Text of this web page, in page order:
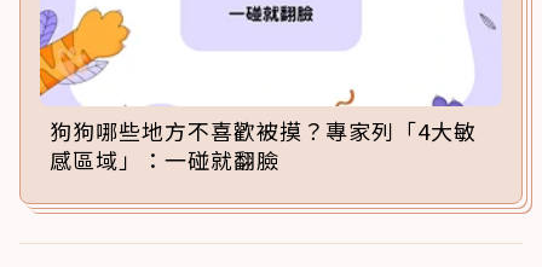
狗狗哪些地方不喜歡被摸？專家列「4大敏
感區域」：一碰就翻臉